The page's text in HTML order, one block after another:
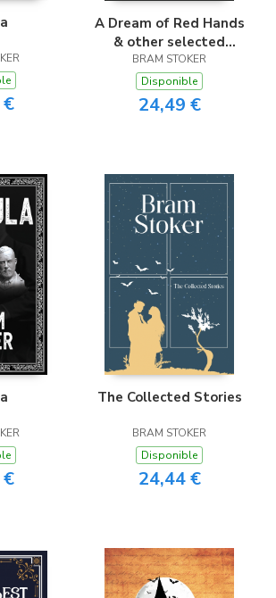
A Dream of Red Hands
& other selected
stories
BRAM STOKER
Disponible
24,49 €
The Collected Stories
BRAM STOKER
Disponible
24,44 €